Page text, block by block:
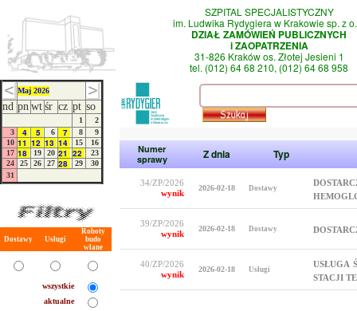
SZPITAL SPECJALISTYCZNY
im. Ludwika Rydygiera w Krakowie sp. z
DZIAŁ ZAMÓWIEŃ PUBLICZNYCH
i ZAOPATRZENIA
31-826 Kraków os. Złotej Jesieni 1
tel. (012) 64 68 210, (012) 64 68 958
Maj 2026
nd pn wt śr cz pt so
1
2
3
4 5 6 7 8
9
10 11 12 13 14 15
16
17 18 19 20 21 22
23
24
25 26 27 28 29
30
31
Dostawy Usługi
Roboty
budo
wlane
wszystkie
aktualne
Numer
sprawy
Z dnia Typ
34/ZP/2026
wynik
2026-02-18 Dostawy
39/ZP/2026
wynik
2026-02-18 Dostawy
40/ZP/2026
wynik
2026-02-18 Usługi
USŁUGA
STACJI